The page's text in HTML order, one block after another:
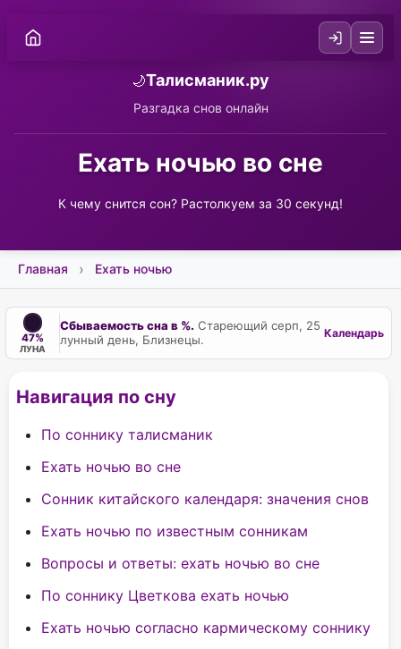
🌙Талисманик.ру
Разгадка снов онлайн
Ехать ночью во сне
К чему снится сон? Растолкуем за 30 секунд!
Главная Ехать ночью
47%
ЛУНА
Сбываемость сна в %. Стареющий серп, 25
лунный день, Близнецы.
Календарь
Навигация по сну
По соннику талисманик
Ехать ночью во сне
Сонник китайского календаря: значения снов
Ехать ночью по известным сонникам
Вопросы и ответы: ехать ночью во сне
По соннику Цветкова ехать ночью
Ехать ночью согласно кармическому соннику